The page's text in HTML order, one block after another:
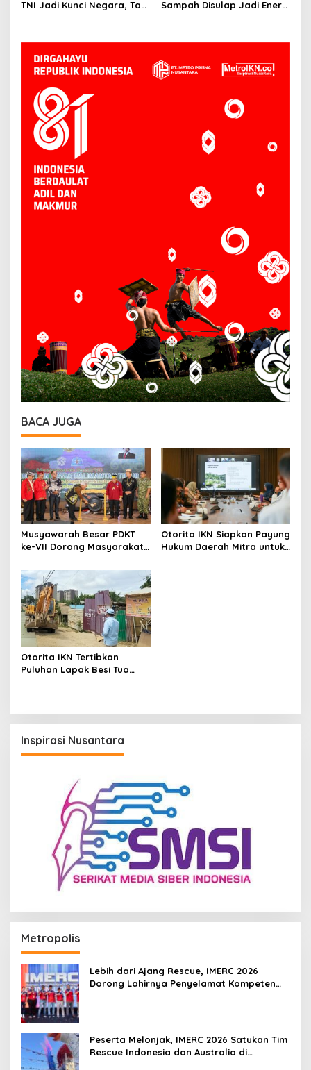
TNI Jadi Kunci Negara, Tapi
Sampah Disulap Jadi Energi
BACA JUGA
Musyawarah Besar PDKT
ke-VII Dorong Masyarakat
Pembangunan IKN
Otorita IKN Siapkan Payung
Hukum Daerah Mitra untuk
Otorita IKN Tertibkan
Puluhan Lapak Besi Tua
Inspirasi Nusantara
Metropolis
Lebih dari Ajang Rescue, IMERC 2026
Dorong Lahirnya Penyelamat Kompeten
Peserta Melonjak, IMERC 2026 Satukan Tim
Rescue Indonesia dan Australia di